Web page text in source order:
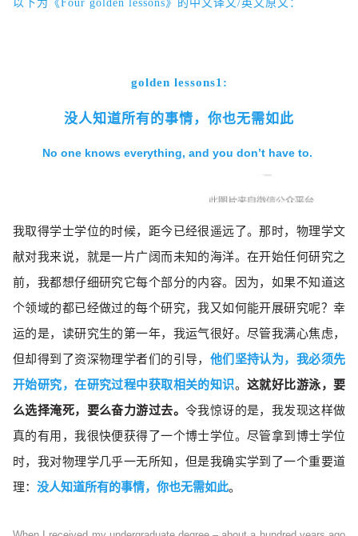
以下为《Four golden lessons》的中文译文/英文原文 ：
golden lessons1:
没人知道所有的事情，你也无需如此
No one knows everything, and you don’t have to.
我取得学士学位的时候，距今已经很遥远了。那时，物理学文
献对我来说，就是一片广阔而未知的海洋。在开始任何研究之
前，我都想仔细研究它每个部分的内容。因为，如果不知道这
个领域的都已经做过的每个研究，我又如何能开展研究呢？幸
运的是，读研究生的第一年，我运气很好。尽管我满心焦虑，
但却得到了资深物理学者们的引导， 他们坚持认为，我必须先
开始研究，在研究过程中获取相关的知识。这就好比游泳，要
么选择淹死，要么奋力游过去。 令我惊讶的是，我发现这样做
真的有用，我很快便获得了一个博士学位。尽管拿到博士学位
时，我对物理学几乎一无所知，但是我确实学到了一个重要道
理： 没人知道所有的事情，你也无需如此。